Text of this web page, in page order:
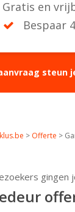
Gratis en
Bespaar
steun
> Offerte >
gingen